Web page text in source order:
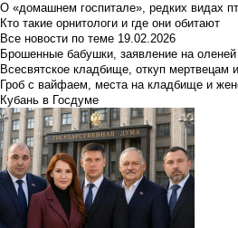
О «домашнем госпитале», редких видах
Кто такие орнитологи и где они обитают
Все новости по теме 19.02.2026
Брошенные бабушки, заявление на
Всесвятское кладбище, откуп мертвецам
Гроб с вайфаем, места на кладбище и
Кубань в Госдуме